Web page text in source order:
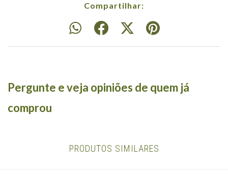
Compartilhar:
Pergunte e veja opiniões de quem já
comprou
PRODUTOS SIMILARES